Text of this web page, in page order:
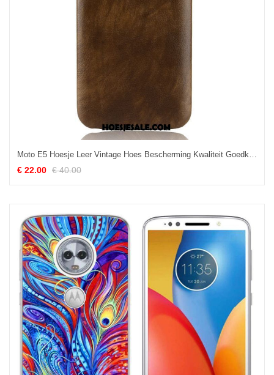
Moto E5 Hoesje Leer Vintage Hoes Bescherming Kwaliteit Goedkoop
€ 22.00 € 40.00